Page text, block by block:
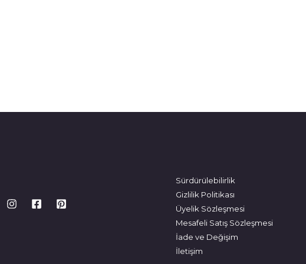
Sürdürülebilirlik
Gizlilik Politikası
Üyelik Sözleşmesi
Mesafeli Satış Sözleşmesi
İade ve Değişim
İletişim